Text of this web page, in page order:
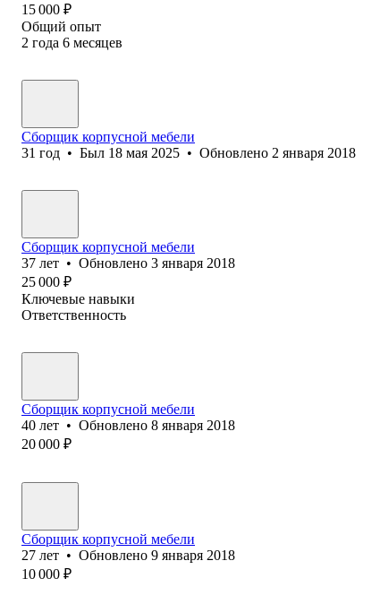
15 000 ₽
Общий опыт
2 года 6 месяцев
Сборщик корпусной мебели
31 год • Был 18 мая 2025 • Обновлено 2 января 2018
Сборщик корпусной мебели
37 лет • Обновлено 3 января 2018
25 000 ₽
Ключевые навыки
Ответственность
Сборщик корпусной мебели
40 лет • Обновлено 8 января 2018
20 000 ₽
Сборщик корпусной мебели
27 лет • Обновлено 9 января 2018
10 000 ₽